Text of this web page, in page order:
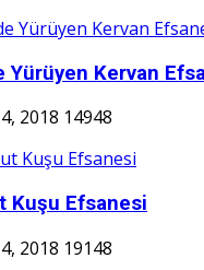
Yürüyen Kervan
2018 14948
Kuşu Efsanesi
2018 19148